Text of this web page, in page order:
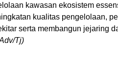
kawasan ekosistem
kualitas pengelolaan,
serta membangun jejaring
Tj)